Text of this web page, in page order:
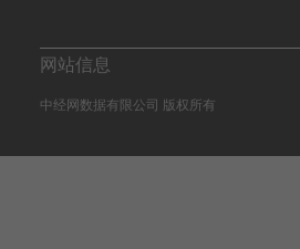
网站信息
中经网数据有限公司 版权所有